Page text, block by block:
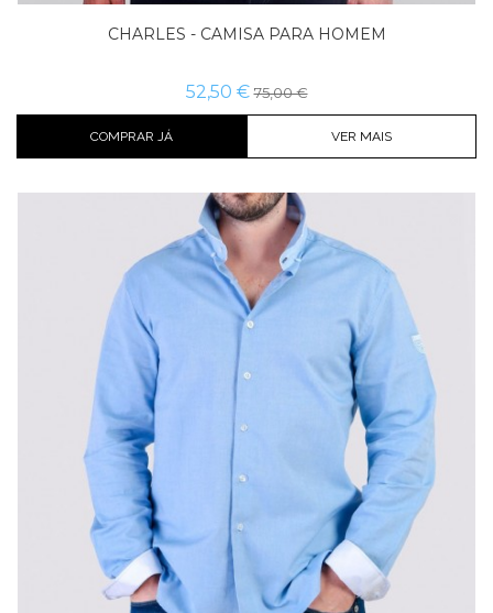
CHARLES - CAMISA PARA HOMEM
52,50 €75,00 €
COMPRAR JÁ VER MAIS
Comprar já